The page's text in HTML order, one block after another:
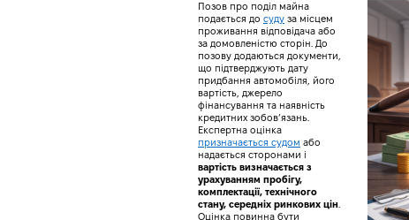
Позов про поділ майна
подається до суду за місцем
проживання відповідача або
за домовленістю сторін. До
позову додаються документи,
що підтверджують дату
придбання автомобіля, його
вартість, джерело
фінансування та наявність
кредитних зобов’язань.
Експертна оцінка
призначається судом або
надається сторонами і
вартість визначається з
урахуванням пробігу,
комплектації, технічного
стану, середніх ринкових цін
Оцінка повинна бути